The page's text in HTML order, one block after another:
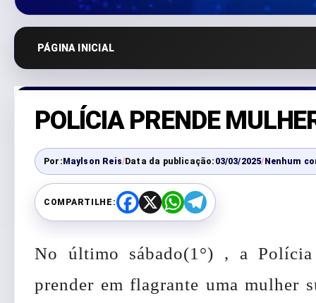
PÁGINA INICIAL
POLÍCIA PRENDE
Por:Maylson Reis/Data da publicação: 03/03/2025/Nenhum
COMPARTILHE:
F
a
b
o
o
k
X
W
h
s
A
p
T
e
g
r
m
No último sábado(1°) , a
prender em flagrante uma mulher